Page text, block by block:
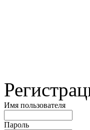
Имя пользователя
Пароль